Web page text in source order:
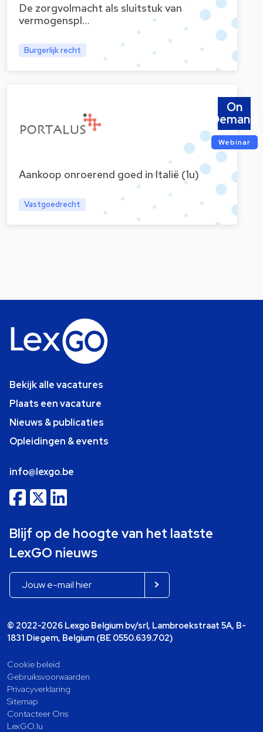
De zorgvolmacht als sluitstuk van
vermogenspl…
Burgerlijk recht
Aankoop onroerend goed in Italië (1u)
Vastgoedrecht
On
Demand
Webinar
Bekijk alle vacatures
Plaats een vacature
Nieuws & publicaties
Opleidingen & events
info@lexgo.be
Blijf op de hoogte van het laatste
LexGO nieuws
© 2022-2026 Lexgo Belgium bv/srl, Lambroekstraat 5A, B-
1831 Diegem, Belgium (BE 0550.639.702)
Cookie beleid
Gebruiksvoorwaarden
Privacyverklaring
Sitemap
Contacteer Ons
LexGO.lu